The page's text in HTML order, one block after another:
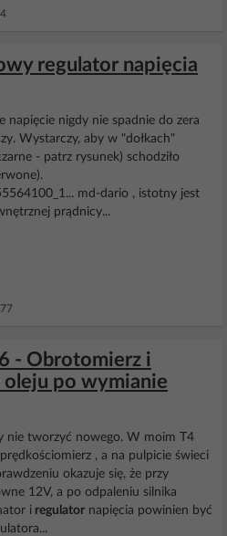
regulator napięcia
nigdy nie spadnie do zera
Wystarczy, aby w "dołkach"
- patrz rysunek) schodziło
md-dario , istotny jest
prądnicy...
- Obrotomierz i
po wymianie
nie tworzyć nowego. W moim T4
, a na pulpicie świeci
okazuje się, że przy
12V, a po odpaleniu silnika
i regulator napięcia powinien być